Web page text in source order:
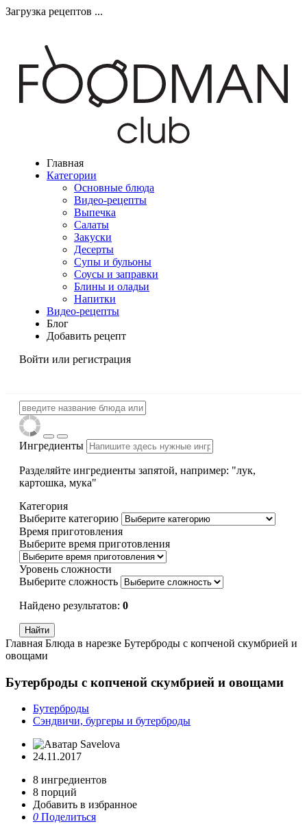
Загрузка рецептов ...
Главная
Категории
Основные блюда
Видео-рецепты
Выпечка
Салаты
Закуски
Десерты
Супы и бульоны
Соусы и заправки
Блины и оладьи
Напитки
Видео-рецепты
Блог
Добавить рецепт
Войти или регистрация
Ингредиенты
Разделяйте ингредиенты запятой, например: "лук,
картошка, мука"
Категория
Выберите категорию
Время приготовления
Выберите время приготовления
Уровень сложности
Выберите сложность
Найдено результатов: 0
Главная Блюда в нарезке Бутерброды с копченой скумбрией и
овощами
Бутерброды с копченой скумбрией и овощами
Бутерброды
Сэндвичи, бургеры и бутерброды
Savelova
24.11.2017
8 ингредиентов
8 порций
Добавить в избранное
0 Поделиться